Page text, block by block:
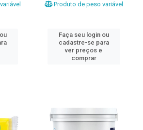
Produto de peso variável
Faça seu login ou
cadastre-se para
ver preços e
comprar